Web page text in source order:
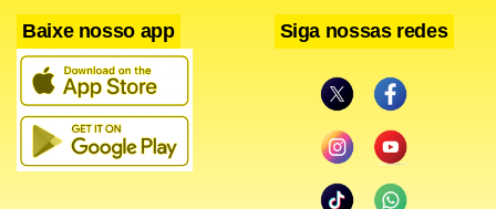
Baixe nosso app Siga nossas redes